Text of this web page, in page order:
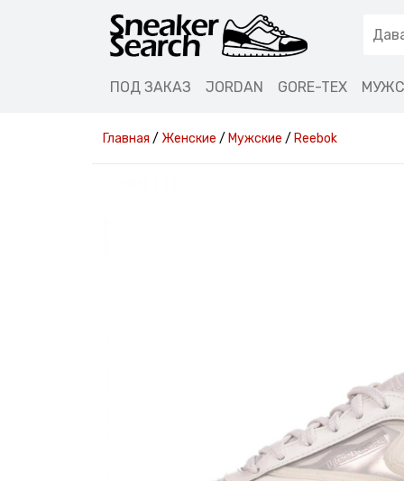
ПОД ЗАКАЗ JORDAN GORE-TEX
Главная / Женские / Мужские / Reebok